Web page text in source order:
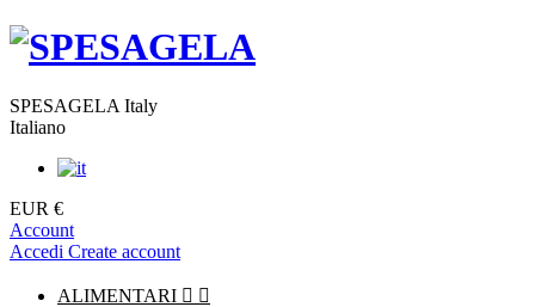
SPESAGELA Italy
Italiano
EUR €
Account
Accedi Create account
ALIMENTARI  